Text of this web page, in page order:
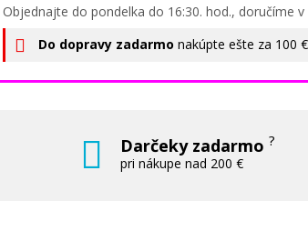
Objednajte do pondelka do 16:30. hod., doručíme
Do dopravy zadarmo nakúpte ešte za 100 €
Darčeky zadarmo?
pri nákupe nad 200 €